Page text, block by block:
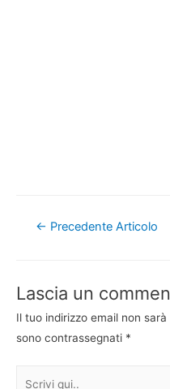
Navigazione
← Precedente Articolo
Lascia un
Il tuo indirizzo email non
sono contrassegnati *